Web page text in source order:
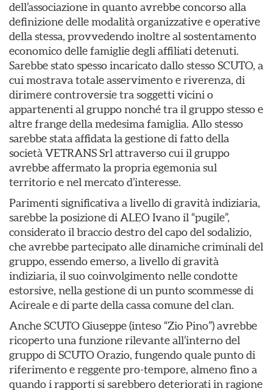
dell’associazione in quanto avrebbe concorso alla
definizione delle modalità organizzative e operative
della stessa, provvedendo inoltre al sostentamento
economico delle famiglie degli affiliati detenuti.
Sarebbe stato spesso incaricato dallo stesso SCUTO, a
cui mostrava totale asservimento e riverenza, di
dirimere controversie tra soggetti vicini o
appartenenti al gruppo nonché tra il gruppo stesso e
altre frange della medesima famiglia. Allo stesso
sarebbe stata affidata la gestione di fatto della
società VETRANS Srl attraverso cui il gruppo
avrebbe affermato la propria egemonia sul
territorio e nel mercato d’interesse.
Parimenti significativa a livello di gravità indiziaria,
sarebbe la posizione di ALEO Ivano il “pugile”,
considerato il braccio destro del capo del sodalizio,
che avrebbe partecipato alle dinamiche criminali del
gruppo, essendo emerso, a livello di gravità
indiziaria, il suo coinvolgimento nelle condotte
estorsive, nella gestione di un punto scommesse di
Acireale e di parte della cassa comune del clan.
Anche SCUTO Giuseppe (inteso “Zio Pino”) avrebbe
ricoperto una funzione rilevante all’interno del
gruppo di SCUTO Orazio, fungendo quale punto di
riferimento e reggente pro-tempore, almeno fino a
quando i rapporti si sarebbero deteriorati in ragione